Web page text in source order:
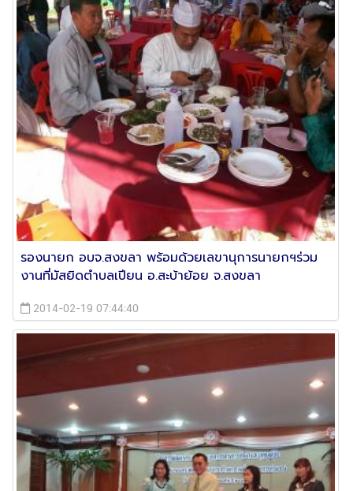
รองนายก อบจ.สงขลา พร้อมด้วยเลขานุการนายกฯร่วม
งานที่มัสยิดตำบลเปียน อ.สะบ้าย้อย จ.สงขลา
2014-02-19 07:44:40